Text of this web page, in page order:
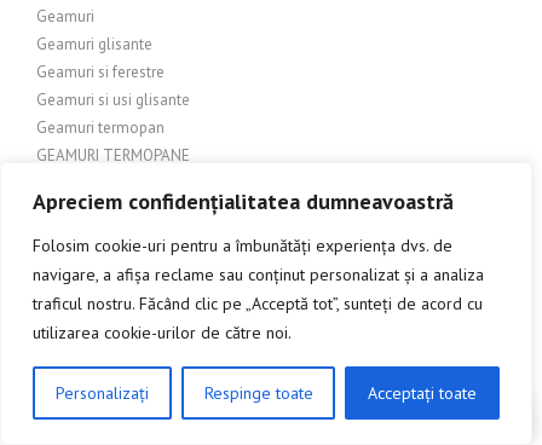
Apreciem confidențialitatea dumneavoastră
Folosim cookie-uri pentru a îmbunătăți experiența dvs. de
navigare, a afișa reclame sau conținut personalizat și a analiza
traficul nostru. Făcând clic pe „Acceptă tot”, sunteți de acord cu
utilizarea cookie-urilor de către noi.
Personalizați Respinge toate Acceptați toate
Geamuri
Geamuri glisante
Geamuri si ferestre
Geamuri si usi glisante
Geamuri termopan
GEAMURI TERMOPANE
Geografie
GEOMETRIE
Ghiduri și Comparații Produse
Ghiduri și Sfaturi
Gospodărie
Grădină – Pergole
CLICK AICI PENTRU A DISCUTA